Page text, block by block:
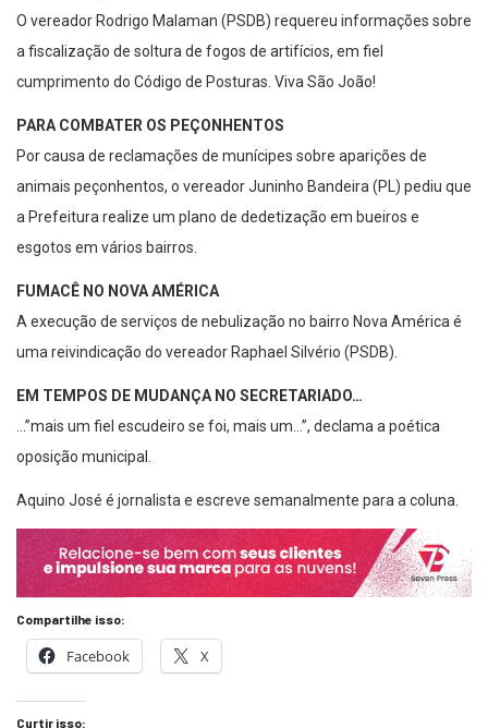
O vereador Rodrigo Malaman (PSDB) requereu informações sobre
a fiscalização de soltura de fogos de artifícios, em fiel
cumprimento do Código de Posturas. Viva São João!
PARA COMBATER OS PEÇONHENTOS
Por causa de reclamações de munícipes sobre aparições de
animais peçonhentos, o vereador Juninho Bandeira (PL) pediu que
a Prefeitura realize um plano de dedetização em bueiros e
esgotos em vários bairros.
FUMACÊ NO NOVA AMÉRICA
A execução de serviços de nebulização no bairro Nova América é
uma reivindicação do vereador Raphael Silvério (PSDB).
EM TEMPOS DE MUDANÇA NO SECRETARIADO…
…”mais um fiel escudeiro se foi, mais um…”, declama a poética
oposição municipal.
Aquino José é jornalista e escreve semanalmente para a coluna.
Compartilhe isso:
Facebook X
Curtir isso: